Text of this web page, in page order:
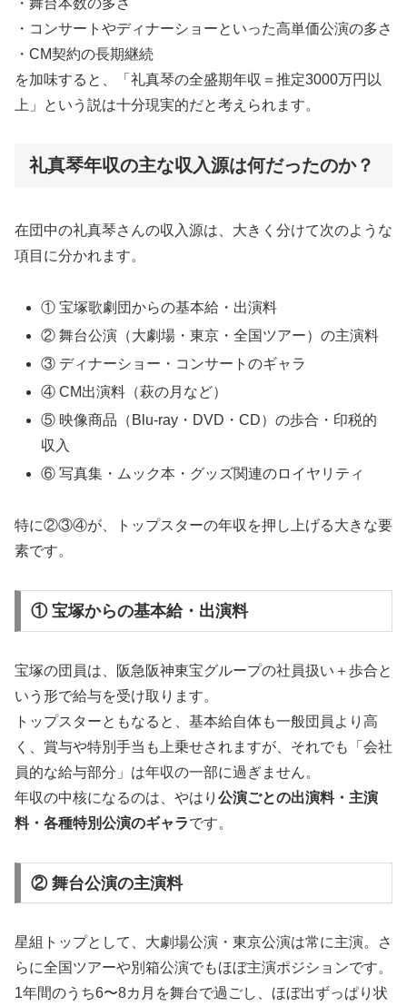
・コンサートやディナーショーといった高単価公演の多さ
・CM契約の長期継続
を加味すると、「礼真琴の全盛期年収＝推定3000万円以
上」という説は十分現実的だと考えられます。
礼真琴年収の主な収入源は何だったのか？
在団中の礼真琴さんの収入源は、大きく分けて次のような
項目に分かれます。
① 宝塚歌劇団からの基本給・出演料
② 舞台公演（大劇場・東京・全国ツアー）の主演料
③ ディナーショー・コンサートのギャラ
④ CM出演料（萩の月など）
⑤ 映像商品（Blu-ray・DVD・CD）の歩合・印税的
収入
⑥ 写真集・ムック本・グッズ関連のロイヤリティ
特に②③④が、トップスターの年収を押し上げる大きな要
素です。
① 宝塚からの基本給・出演料
宝塚の団員は、阪急阪神東宝グループの社員扱い＋歩合と
いう形で給与を受け取ります。
トップスターともなると、基本給自体も一般団員より高
く、賞与や特別手当も上乗せされますが、それでも「会社
員的な給与部分」は年収の一部に過ぎません。
年収の中核になるのは、やはり 公演ごとの出演料・主演
料・各種特別公演のギャラです。
② 舞台公演の主演料
星組トップとして、大劇場公演・東京公演は常に主演。さ
らに全国ツアーや別箱公演でもほぼ主演ポジションです。
1年間のうち6〜8カ月を舞台で過ごし、ほぼ出ずっぱり状